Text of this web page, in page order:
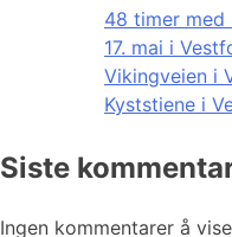
48 timer med
17. mai i
Vikingveien i
Kyststiene i
Siste
Ingen kommentarer å